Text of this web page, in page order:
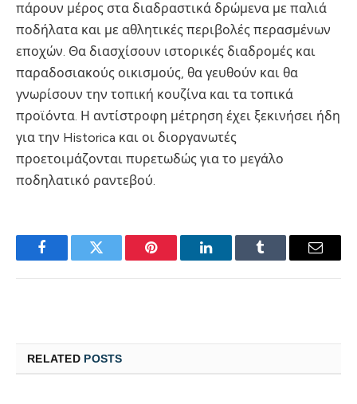
πάρουν μέρος στα διαδραστικά δρώμενα με παλιά
ποδήλατα και με αθλητικές περιβολές περασμένων
εποχών. Θα διασχίσουν ιστορικές διαδρομές και
παραδοσιακούς οικισμούς, θα γευθούν και θα
γνωρίσουν την τοπική κουζίνα και τα τοπικά
προϊόντα. Η αντίστροφη μέτρηση έχει ξεκινήσει ήδη
για την Historica και οι διοργανωτές
προετοιμάζονται πυρετωδώς για το μεγάλο
ποδηλατικό ραντεβού.
FacebookTwitter Pinterest LinkedInTumblr Email
RELATED POSTS